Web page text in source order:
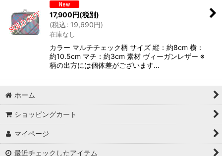
17,900円(税別)
(税込: 19,690円)
在庫なし
カラー マルチチェック柄 サイズ 縦：約8cm 横：
約10.5cm マチ：約3cm 素材 ヴィーガンレザー ※
柄の出方には個体差がございます…
ホーム
ショッピングカート
マイページ
最近チェックしたアイテム